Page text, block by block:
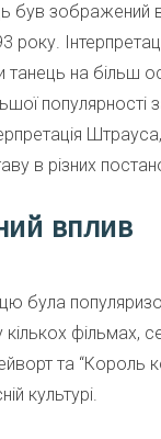
був зображений в
року.
на більш
популярності
в різних
вплив
була
кількох фільмах,
та “Король
культурі.